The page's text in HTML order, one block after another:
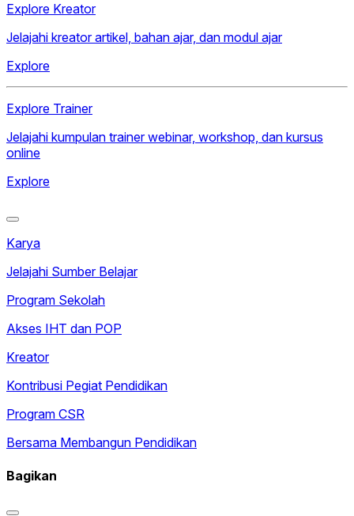
Explore Kreator
Jelajahi kreator artikel, bahan ajar, dan modul ajar
Explore
Explore Trainer
Jelajahi kumpulan trainer webinar, workshop, dan kursus
online
Explore
Karya
Jelajahi Sumber Belajar
Program Sekolah
Akses IHT dan POP
Kreator
Kontribusi Pegiat Pendidikan
Program CSR
Bersama Membangun Pendidikan
Bagikan